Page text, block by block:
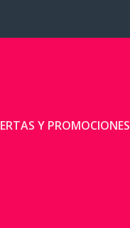
Y PROMOCIONES